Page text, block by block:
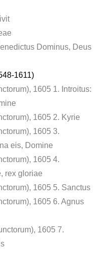
Dominus, Deus
1611)
1605 1. Introitus:
1605 2. Kyrie
1605 3.
eis, Domine
1605 4.
rex gloriae
1605 5. Sanctus
1605 6. Agnus
1605 7.